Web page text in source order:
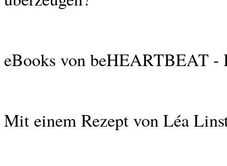
eBooks von beHEARTBEAT -
Mit einem Rezept von Léa